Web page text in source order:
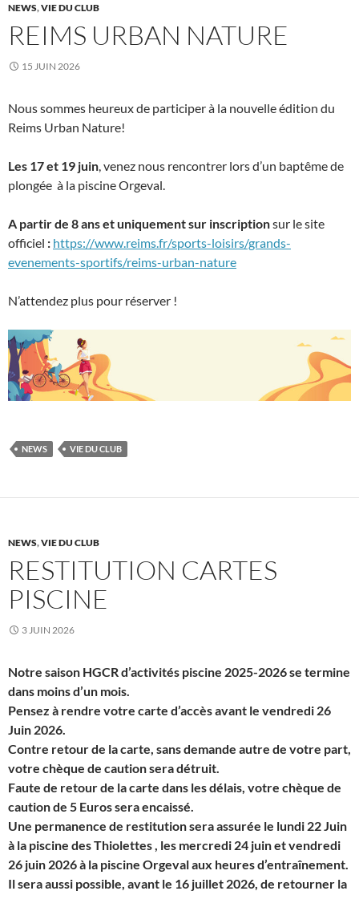
NEWS,VIE DU CLUB
REIMS URBAN NATURE
15 JUIN 2026
Nous sommes heureux de participer à la nouvelle édition du
Reims Urban Nature!
Les 17 et 19 juin , venez nous rencontrer lors d’un baptême de
plongée à la piscine Orgeval.
A partir de 8 ans et uniquementsur inscriptionsur le site
officiel : https://www.reims.fr/sports-loisirs/grands-
evenements-sportifs/reims-urban-nature
N’attendez plus pour réserver !
NEWS VIE DU CLUB
NEWS,VIE DU CLUB
RESTITUTION CARTES
PISCINE
3 JUIN 2026
Notre saison HGCR d’activités piscine 2025-2026 se termine
dans moins d’un mois.
Pensez à rendre votre carte d’accès avant le vendredi 26
Juin 2026.
Contre retour de la carte, sans demande autre de votre part,
votre chèque de caution sera détruit.
Faute de retour de la carte dans les délais, votre chèque de
caution de 5 Euros sera encaissé.
Une permanence de restitution sera assurée le lundi 22 Juin
à la piscine des Thiolettes , les mercredi 24 juin et vendredi
26 juin 2026 à la piscine Orgeval aux heures d’entraînement.
Il sera aussi possible, avant le 16 juillet 2026, de retourner la